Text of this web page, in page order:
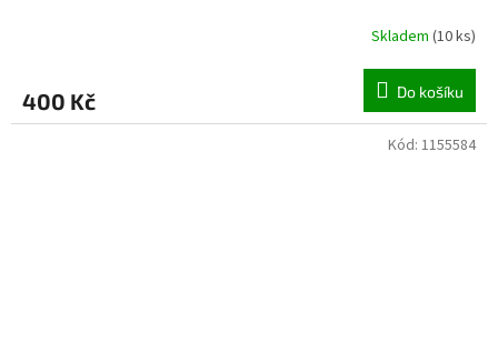
Skladem (10 ks)
400 Kč Do košíku
Kód: 1155584